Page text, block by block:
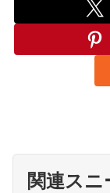
関連スニ